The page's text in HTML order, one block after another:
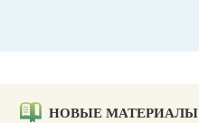
НОВЫЕ МАТЕРИАЛЫ